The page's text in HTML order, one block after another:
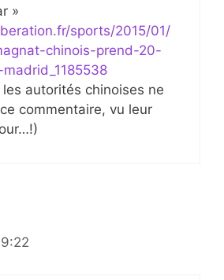
»
sports/2015/01/
chinois-prend-20-
les autorités chinoises ne
commentaire, vu leur